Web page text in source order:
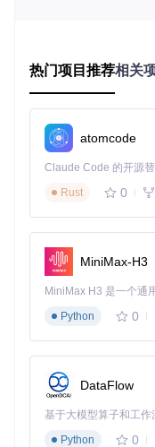
数据处理自动化
在数据科学项目中，
整合等重复性工作。
SV数据并处理缺失值
代码，包括异常值检
快速原型开发
对于需要快速验证想
架，大大缩短从概念
教学演示辅助
示例代码。例如，当
技术解析
热门项目推荐相关
atomcode
Rust
0
MiniMax-H3
Python
0
DataFlow
基于大模型算子和工
Python
0